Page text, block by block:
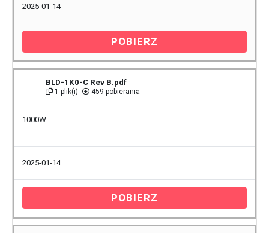
2025-01-14
POBIERZ
BLD-1K0-C Rev B.pdf
1 plik(i) 459 pobierania
1000W
2025-01-14
POBIERZ